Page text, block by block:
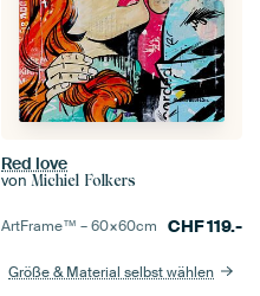
Red love
von Michiel Folkers
ArtFrame™ –60×60cm CHF119.-
Größe & Material selbst wählen